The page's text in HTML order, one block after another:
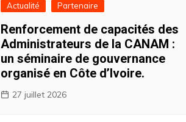
Actualité Partenaire
Renforcement de capacités des
Administrateurs de la CANAM :
un séminaire de gouvernance
organisé en Côte d’Ivoire.
27 juillet 2026